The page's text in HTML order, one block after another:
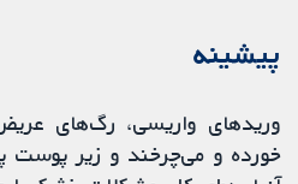
پیشینه
وریدهای واریسی، رگ‌های
خورده و می‌چرخند و زیر پوست